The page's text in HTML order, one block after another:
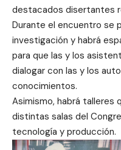
destacados disertantes
Durante el encuentro se
investigación y habrá
para que las y los
dialogar con las y los
conocimientos.
Asimismo, habrá talleres
distintas salas del
tecnología y producción.